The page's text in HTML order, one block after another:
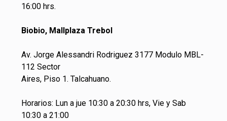
16:00 hrs.
Biobio, Mallplaza Trebol
Av. Jorge Alessandri Rodriguez 3177 Modulo MBL-
112 Sector
Aires, Piso 1. Talcahuano.
Horarios: Lun a jue 10:30 a 20:30 hrs, Vie y Sab
10:30 a 21:00